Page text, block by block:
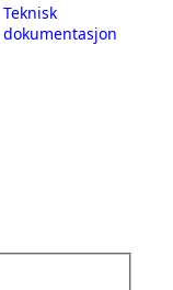
Teknisk
dokumentasjon